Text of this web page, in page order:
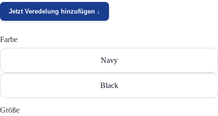
T-
Jetzt Veredelung hinzufügen ↓
Farbe
Navy
Black
Größe